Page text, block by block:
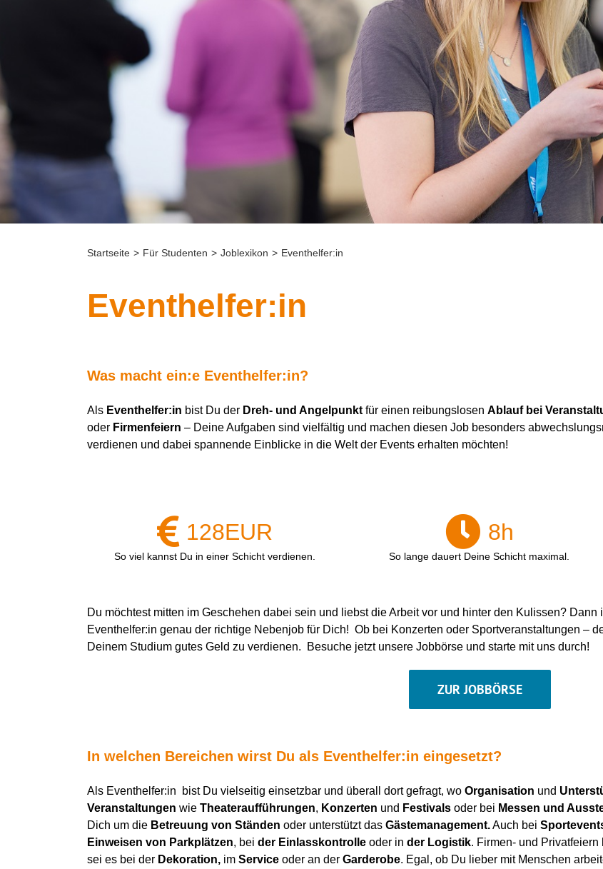
Startseite > Für Studenten > Joblexikon > Eventhelfer:in
Eventhelfer:in
Was macht ein:e Eventhelfer:in?
Als Eventhelfer:in bist Du der Dreh- und Angelpunktfür einen reibungslosen Ablauf bei
oder Firmenfeiern – Deine Aufgaben sind vielfältig und machen diesen Job besonders
verdienen und dabei spannende Einblicke in die Welt der Events erhalten möchten!
128EUR
So viel kannst Du in einer Schicht verdienen.
8h
So lange dauert Deine Schicht maximal.
Du möchtest mitten im Geschehen dabei sein und liebst die Arbeit vor und hinter den Kulissen?
Eventhelfer:in genau der richtige Nebenjob für Dich! Ob bei Konzerten oder Sportveranstaltungen –
Deinem Studium gutes Geld zu verdienen. Besuche jetzt unsere Jobbörse und starte mit uns durch!
ZUR JOBBÖRSE
In welchen Bereichen wirst Du als Eventhelfer:in eingesetzt?
Als Eventhelfer:in bist Du vielseitig einsetzbar und überall dort gefragt, wo Organisation und
Veranstaltungen wie Theateraufführungen, Konzerten und Festivalsoder bei Messen und
Dich um die Betreuung von Ständen oder unterstützt das Gästemanagement.Auch bei
Einweisen von Parkplätzen, bei der Einlasskontrolleoder in der Logistik. Firmen- und
sei es bei der Dekoration,im Service oder an der Garderobe. Egal, ob Du lieber mit Menschen